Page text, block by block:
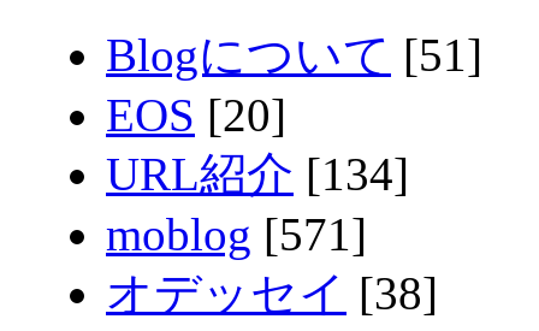
Blogについて [51]
EOS [20]
URL紹介 [134]
moblog [571]
オデッセイ [38]